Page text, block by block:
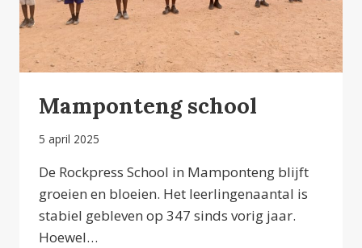
Mamponteng school
5 april 2025
De Rockpress School in Mamponteng blijft
groeien en bloeien. Het leerlingenaantal is
stabiel gebleven op 347 sinds vorig jaar.
Hoewel…